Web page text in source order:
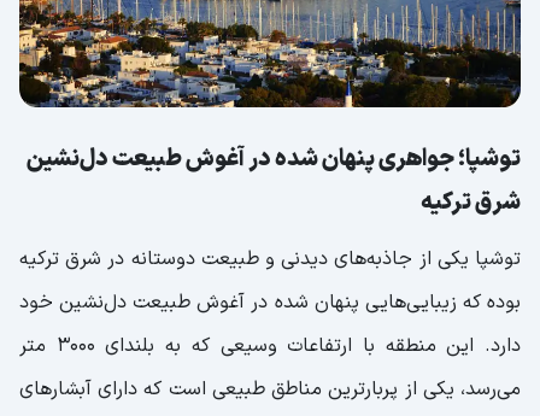
توشپا؛ جواهری پنهان شده در آغوش طبیعت دل‌نشین
شرق ترکیه
توشپا یکی از جاذبه‌های دیدنی و طبیعت دوستانه در شرق ترکیه
بوده که زیبایی‌هایی پنهان شده در آغوش طبیعت دل‌نشین خود
دارد. این منطقه با ارتفاعات وسیعی که به بلندای ۳۰۰۰ متر
می‌رسد، یکی از پربارترین مناطق طبیعی است که دارای آبشارهای